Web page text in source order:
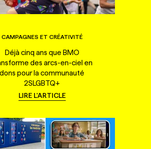
CAMPAGNES ET CRÉATIVITÉ
Déjà cinq ans que BMO
des arcs-en-ciel en
dons pour la communauté
2SLGBTQ+
LIRE L'ARTICLE